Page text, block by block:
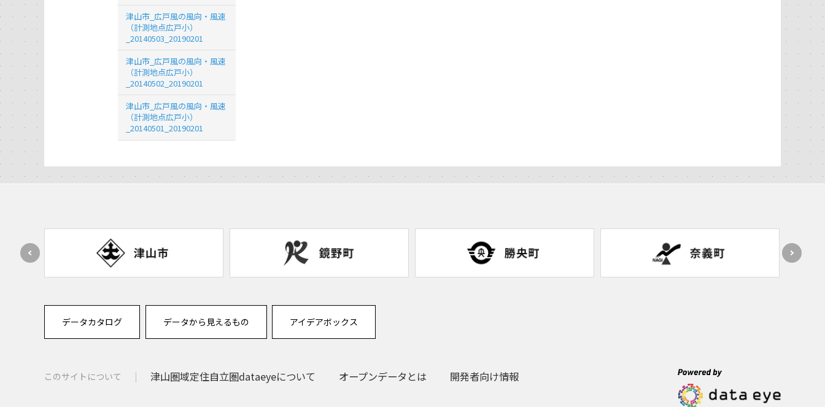
津山市_広戸風の風向・風速
（計測地点広戸小）
_20140503_20190201
津山市_広戸風の風向・風速
（計測地点広戸小）
_20140502_20190201
津山市_広戸風の風向・風速
（計測地点広戸小）
_20140501_20190201
データカタログ データから見えるもの アイデアボックス
このサイトについて 津山圏域定住自立圏dataeyeについて オープンデータとは 開発者向け情報